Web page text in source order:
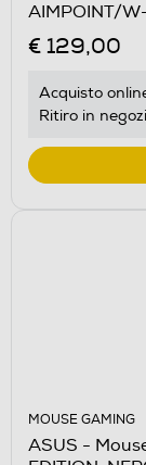
AIMPOINT/
€ 129,00
Acquisto
Ritiro in
MOUSE GAMING
ASUS -